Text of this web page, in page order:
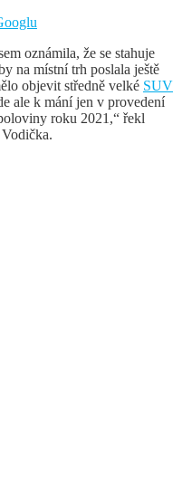
oznámila, že se stahuje
na místní trh poslala ještě
objevit středně velké SUV
ale k mání jen v provedení
roku 2021,“ řekl